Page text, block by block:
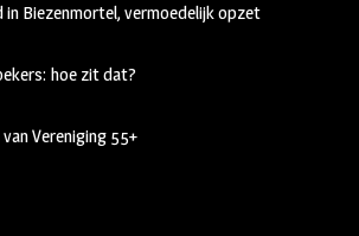
in Biezenmortel, vermoedelijk opzet
hoe zit dat?
Vereniging 55+